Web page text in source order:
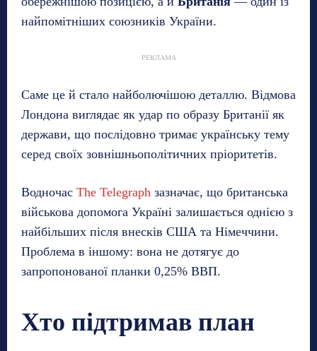
найпомітніших союзників України.
РЕКЛАМА
Саме це й стало найболючішою деталлю. Відмова
Лондона виглядає як удар по образу Британії як
держави, що послідовно тримає українську тему
серед своїх зовнішньополітичних пріоритетів.
Водночас The Telegraph зазначає, що британська
військова допомога Україні залишається однією з
найбільших після внесків США та Німеччини.
Проблема в іншому: вона не дотягує до
запропонованої планки 0,25% ВВП.
Хто підтримав план